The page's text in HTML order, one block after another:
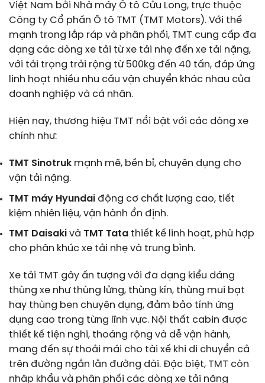
Việt Nam bởi Nhà máy Ô tô Cửu Long, trực thuộc
Công ty Cổ phần Ô tô TMT (TMT Motors). Với thế
mạnh trong lắp ráp và phân phối, TMT cung cấp đa
dạng các dòng xe tải từ xe tải nhẹ đến xe tải nặng,
với tải trọng trải rộng từ 500kg đến 40 tấn, đáp ứng
linh hoạt nhiều nhu cầu vận chuyển khác nhau của
doanh nghiệp và cá nhân.
Hiện nay, thương hiệu TMT nổi bật với các dòng xe
chính như:
TMT Sinotruk mạnh mẽ, bền bỉ, chuyên dụng cho
vận tải nặng.
TMT máy Hyundai động cơ chất lượng cao, tiết
kiệm nhiên liệu, vận hành ổn định.
TMT Daisaki và TMT Tata thiết kế linh hoạt, phù hợp
cho phân khúc xe tải nhẹ và trung bình.
Xe tải TMT gây ấn tượng với đa dạng kiểu dáng
thùng xe như thùng lửng, thùng kín, thùng mui bạt
hay thùng ben chuyên dụng, đảm bảo tính ứng
dụng cao trong từng lĩnh vực. Nội thất cabin được
thiết kế tiện nghi, thoáng rộng và dễ vận hành,
mang đến sự thoải mái cho tài xế khi di chuyển cả
trên đường ngắn lẫn đường dài. Đặc biệt, TMT còn
nhập khẩu và phân phối các dòng xe tải nặng